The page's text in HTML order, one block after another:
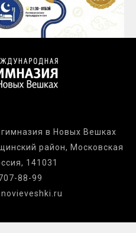
в Новых Вешках
район, Московская
141031
88-99